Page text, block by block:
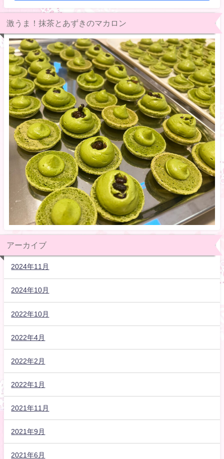
激うま！抹茶とあずきのマカロン
アーカイブ
2024年11月
2024年10月
2022年10月
2022年4月
2022年2月
2022年1月
2021年11月
2021年9月
2021年6月